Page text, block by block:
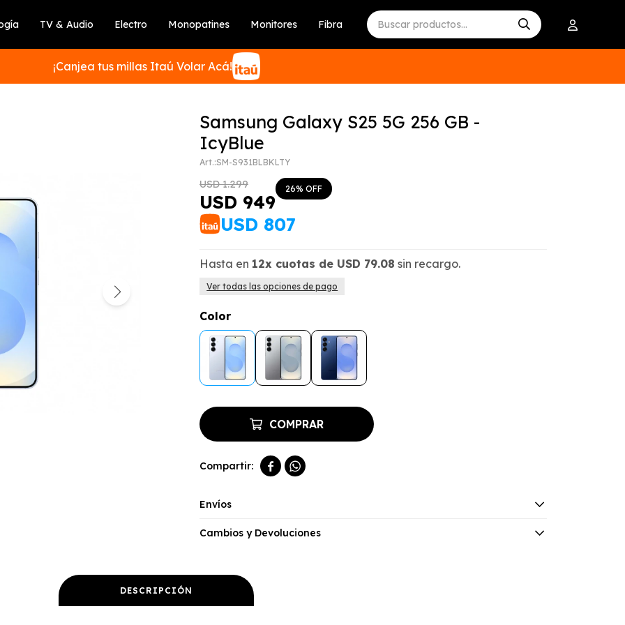
TV & Audio Electro Monopatines Monitores Fibra
¡Canjea tus millas Itaú Volar Acá!
Samsung Galaxy S25 5G 256 GB -
IcyBlue
SM-S931BLBKLTY
USD 949
USD 1.299 26
USD 807
Hasta en 12x cuotas de USD 79.08 sin recargo.
Ver todas las opciones de pago
Color
COMPRAR
 
Envíos
Cambios y Devoluciones
DESCRIPCIÓN